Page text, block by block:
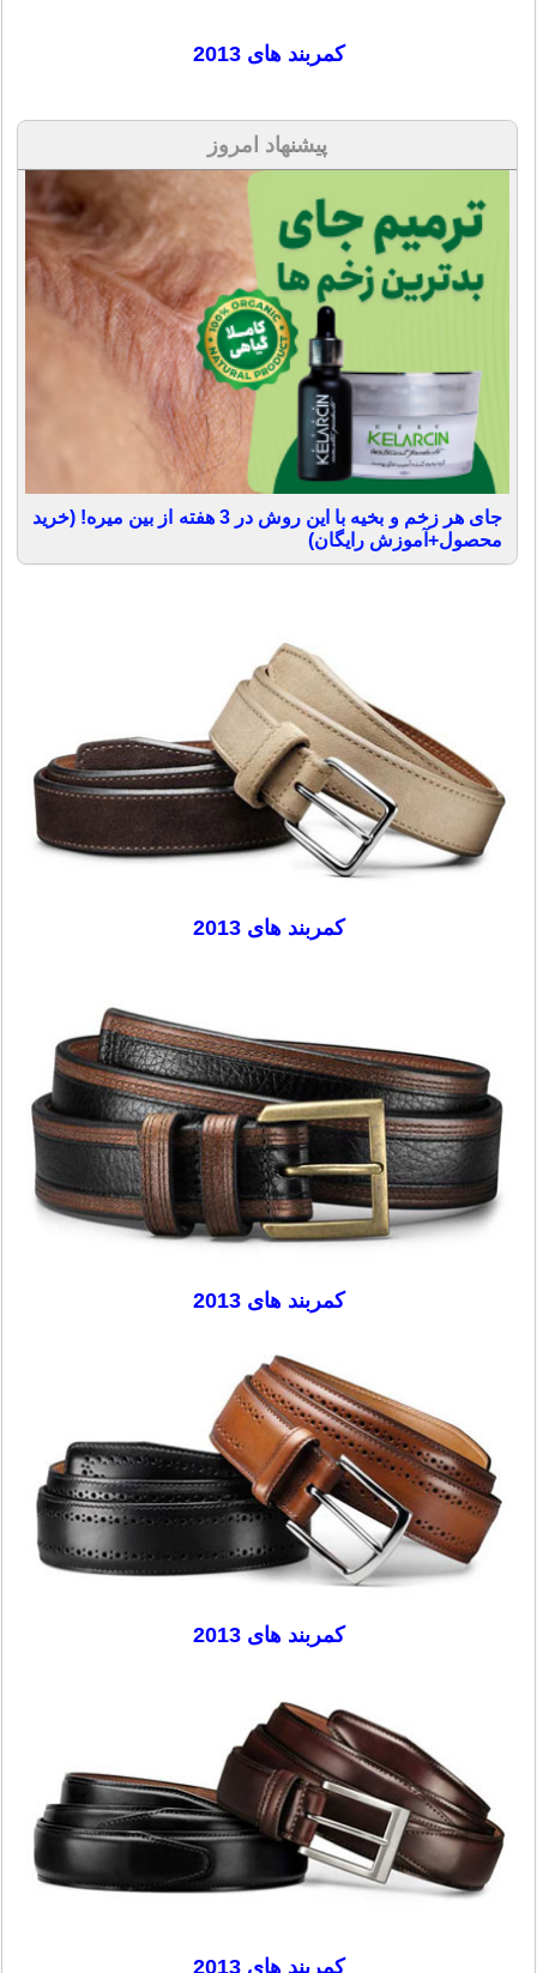
کمربند های 2013
پیشنهاد امروز
جای هر زخم و بخیه با این روش در 3 هفته از بین میره! (خرید
محصول+آموزش رایگان)
کمربند های 2013
کمربند های 2013
کمربند های 2013
کمربند های 2013